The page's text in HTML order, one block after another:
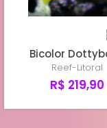
Bicolor
Reef-Litoral
R$ 219,90